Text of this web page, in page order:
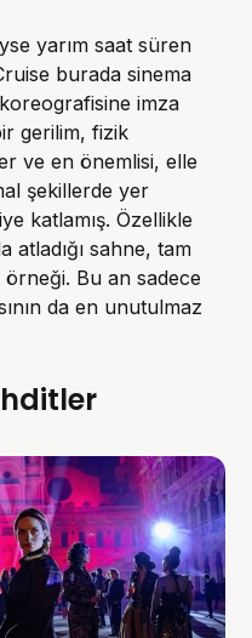
yarım saat süren
burada sinema
imza
gerilim, fizik
ve en önemlisi, elle
şekillerde yer
katlamış. Özellikle
atladığı sahne, tam
örneği. Bu an sadece
da en unutulmaz